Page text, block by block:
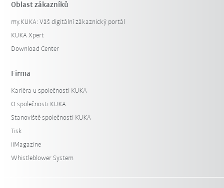
Oblast zákazníků
my.KUKA: Váš digitální zákaznický portál
KUKA Xpert
Download Center
Firma
Kariéra u společnosti KUKA
O společnosti KUKA
Stanoviště společnosti KUKA
Tisk
iiMagazine
Whistleblower System